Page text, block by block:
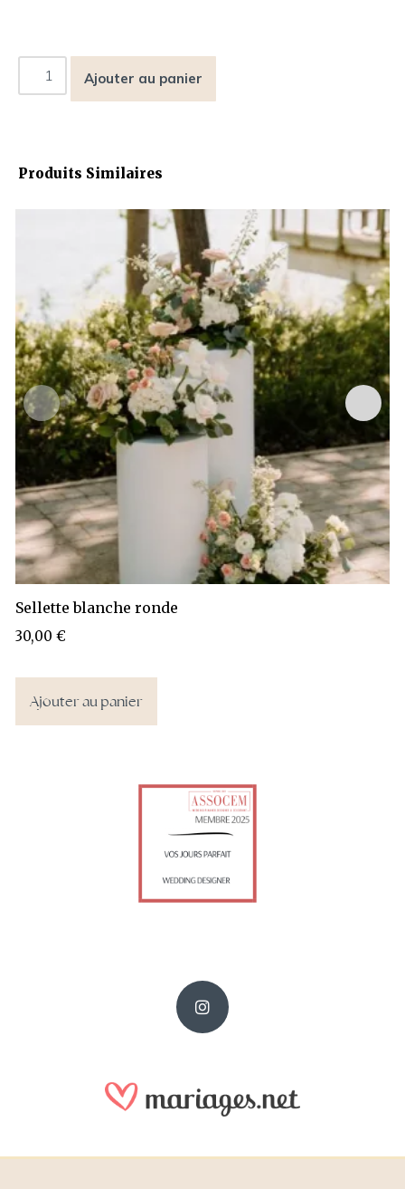
Ajouter au panier
Produits Similaires
Sellette blanche ronde
30,00€
Ajouter au panier